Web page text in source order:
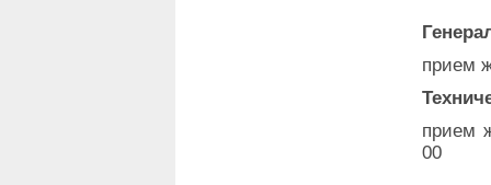
прием
прием
00